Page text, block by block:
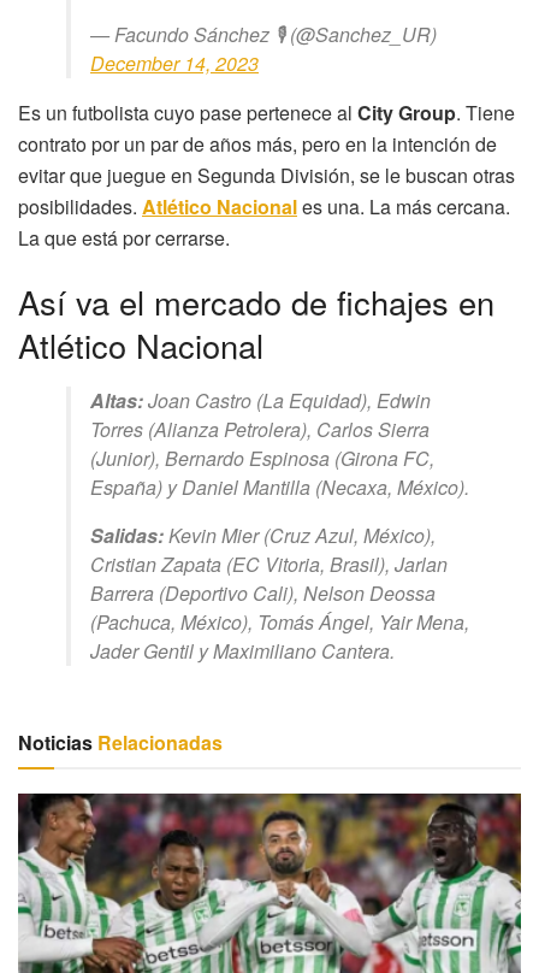
— Facundo Sánchez 🎙 (@Sanchez_UR)
December 14, 2023
Es un futbolista cuyo pase pertenece al City Group. Tiene
contrato por un par de años más, pero en la intención de
evitar que juegue en Segunda División, se le buscan otras
posibilidades. Atlético Nacionales una. La más cercana.
La que está por cerrarse.
Así va el mercado de fichajes en
Atlético Nacional
Altas:Joan Castro (La Equidad), Edwin
Torres (Alianza Petrolera), Carlos Sierra
(Junior), Bernardo Espinosa (Girona FC,
España) y Daniel Mantilla (Necaxa, México).
Salidas:Kevin Mier (Cruz Azul, México),
Cristian Zapata (EC Vitoria, Brasil), Jarlan
Barrera (Deportivo Cali), Nelson Deossa
(Pachuca, México), Tomás Ángel, Yair Mena,
Jader Gentil y Maximiliano Cantera.
Noticias Relacionadas